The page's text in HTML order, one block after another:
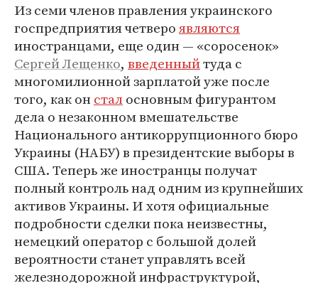
Из семи членов правления украинского
госпредприятия четвероявляются
иностранцами, еще один — «соросенок»
Сергей Лещенко, введенныйтуда с
многомилионной зарплатой уже после
того, как онсталосновным фигурантом
дела о незаконном вмешательстве
Национального антикоррупционного бюро
Украины (НАБУ) в президентские выборы в
США. Теперь же иностранцы получат
полный контроль над одним из крупнейших
активов Украины. И хотя официальные
подробности сделки пока неизвестны,
немецкий оператор с большой долей
вероятности станет управлять всей
железнодорожной инфраструктурой,